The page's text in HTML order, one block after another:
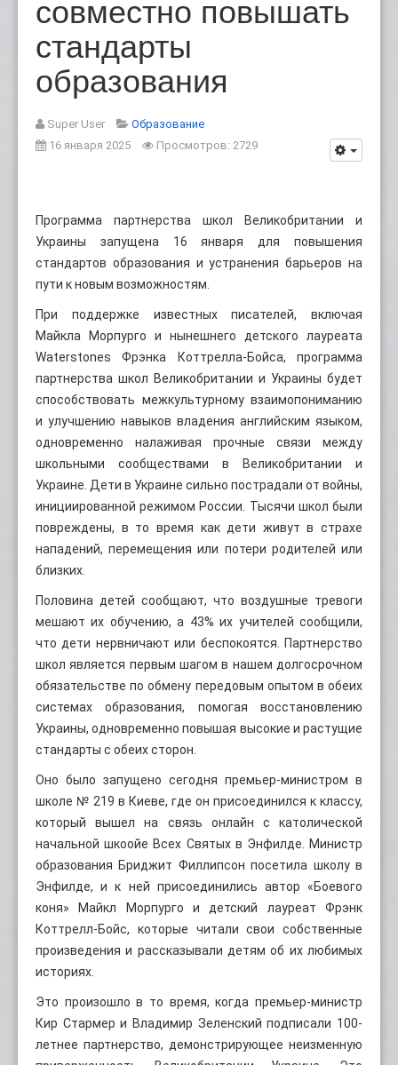
стандарты
образования
Super User
Образование
16 января 2025
Просмотров: 2729
Программа партнерства школ Великобритании и
Украины запущена 16 января для повышения
стандартов образования и устранения барьеров на
пути к новым возможностям.
При поддержке известных писателей, включая
Майкла Морпурго и нынешнего детского лауреата
Waterstones Фрэнка Коттрелла-Бойса, программа
партнерства школ Великобритании и Украины будет
способствовать межкультурному взаимопониманию
и улучшению навыков владения английским языком,
одновременно налаживая прочные связи между
школьными сообществами в Великобритании и
Украине. Дети в Украине сильно пострадали от войны,
инициированной режимом России. Тысячи школ были
повреждены, в то время как дети живут в страхе
нападений, перемещения или потери родителей или
близких.
Половина детей сообщают, что воздушные тревоги
мешают их обучению, а 43% их учителей сообщили,
что дети нервничают или беспокоятся. Партнерство
школ является первым шагом в нашем долгосрочном
обязательстве по обмену передовым опытом в обеих
системах образования, помогая восстановлению
Украины, одновременно повышая высокие и растущие
стандарты с обеих сторон.
Оно было запущено сегодня премьер-министром в
школе № 219 в Киеве, где он присоединился к классу,
который вышел на связь онлайн с католической
начальной шкоойе Всех Святых в Энфилде. Министр
образования Бриджит Филлипсон посетила школу в
Энфилде, и к ней присоединились автор «Боевого
коня» Майкл Морпурго и детский лауреат Фрэнк
Коттрелл-Бойс, которые читали свои собственные
произведения и рассказывали детям об их любимых
историях.
Это произошло в то время, когда премьер-министр
Кир Стармер и Владимир Зеленский подписали 100-
летнее партнерство, демонстрирующее неизменную